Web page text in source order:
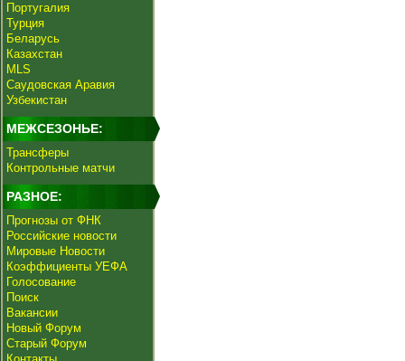
Португалия
Турция
Беларусь
Казахстан
MLS
Саудовская Аравия
Узбекистан
МЕЖСЕЗОНЬЕ:
Трансферы
Контрольные матчи
РАЗНОЕ:
Прогнозы от ФНК
Российские новости
Мировые Новости
Коэффициенты УЕФА
Голосование
Поиск
Вакансии
Новый Форум
Старый Форум